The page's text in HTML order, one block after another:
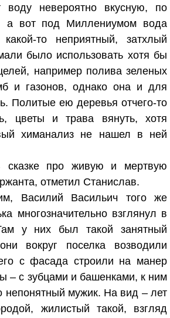
воду невероятно вкусную, по
а вот под Миллениумом вода
то неприятный, затхлый
было использовать хотя бы
например полива зеленых
и газонов, однако она и для
Политые ею деревья отчего-то
цветы и трава вянуть, хотя
химанализ не нашел в ней
про живую и мертвую
отметил Станислав.
Василий Васильич того же
многозначительно взглянул в
у них был такой занятный
вокруг поселка возводили
с фасада строили на манер
– с зубцами и башенками, к ним
непонятный мужик. На вид – лет
жилистый такой, взгляд